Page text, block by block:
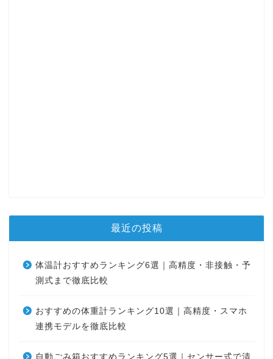
最近の投稿
体温計おすすめランキング6選｜高精度・非接触・予
測式まで徹底比較
おすすめの体重計ランキング10選｜高精度・スマホ
連携モデルを徹底比較
自動ごみ箱おすすめランキング5選｜センサー式で清